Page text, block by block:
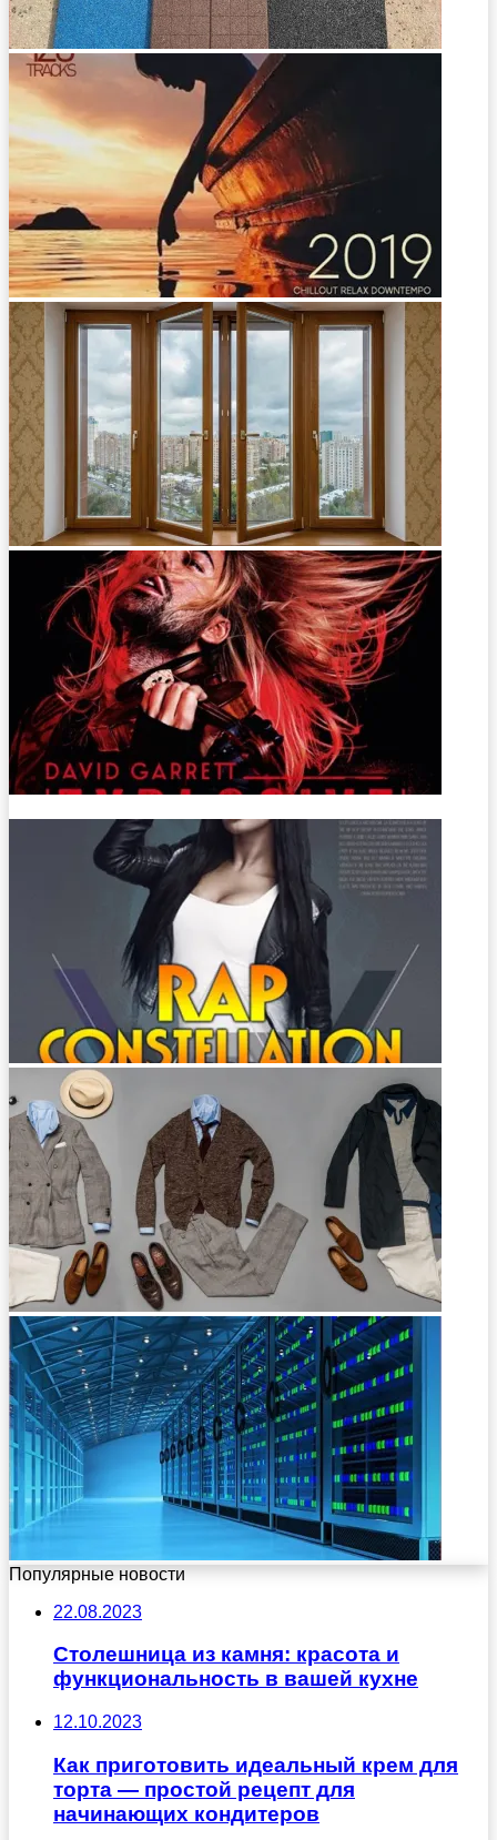
Популярные новости
22.08.2023
Столешница из камня: красота и
функциональность в вашей кухне
12.10.2023
Как приготовить идеальный крем для
торта — простой рецепт для
начинающих кондитеров